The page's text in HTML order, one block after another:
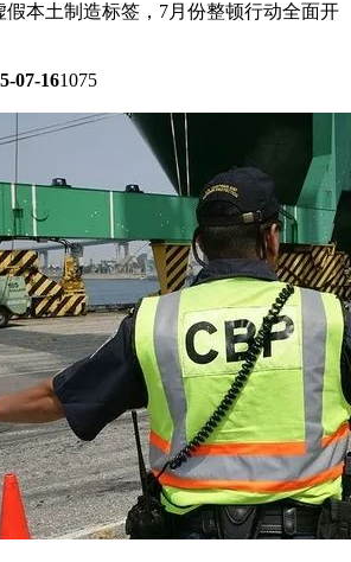
假本土制造标签，7月份整顿行动全面开
07-161075